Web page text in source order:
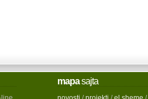
mapasajta